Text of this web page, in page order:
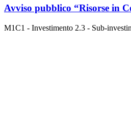
Avviso pubblico “Risorse in
M1C1 - Investimento 2.3 - Sub-